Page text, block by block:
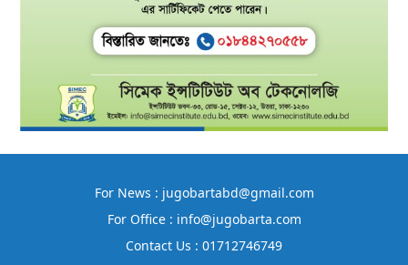
For News : jugobartabd@gmail.com
For Office : info@jugobarta.com
Contact Us : 01712746749